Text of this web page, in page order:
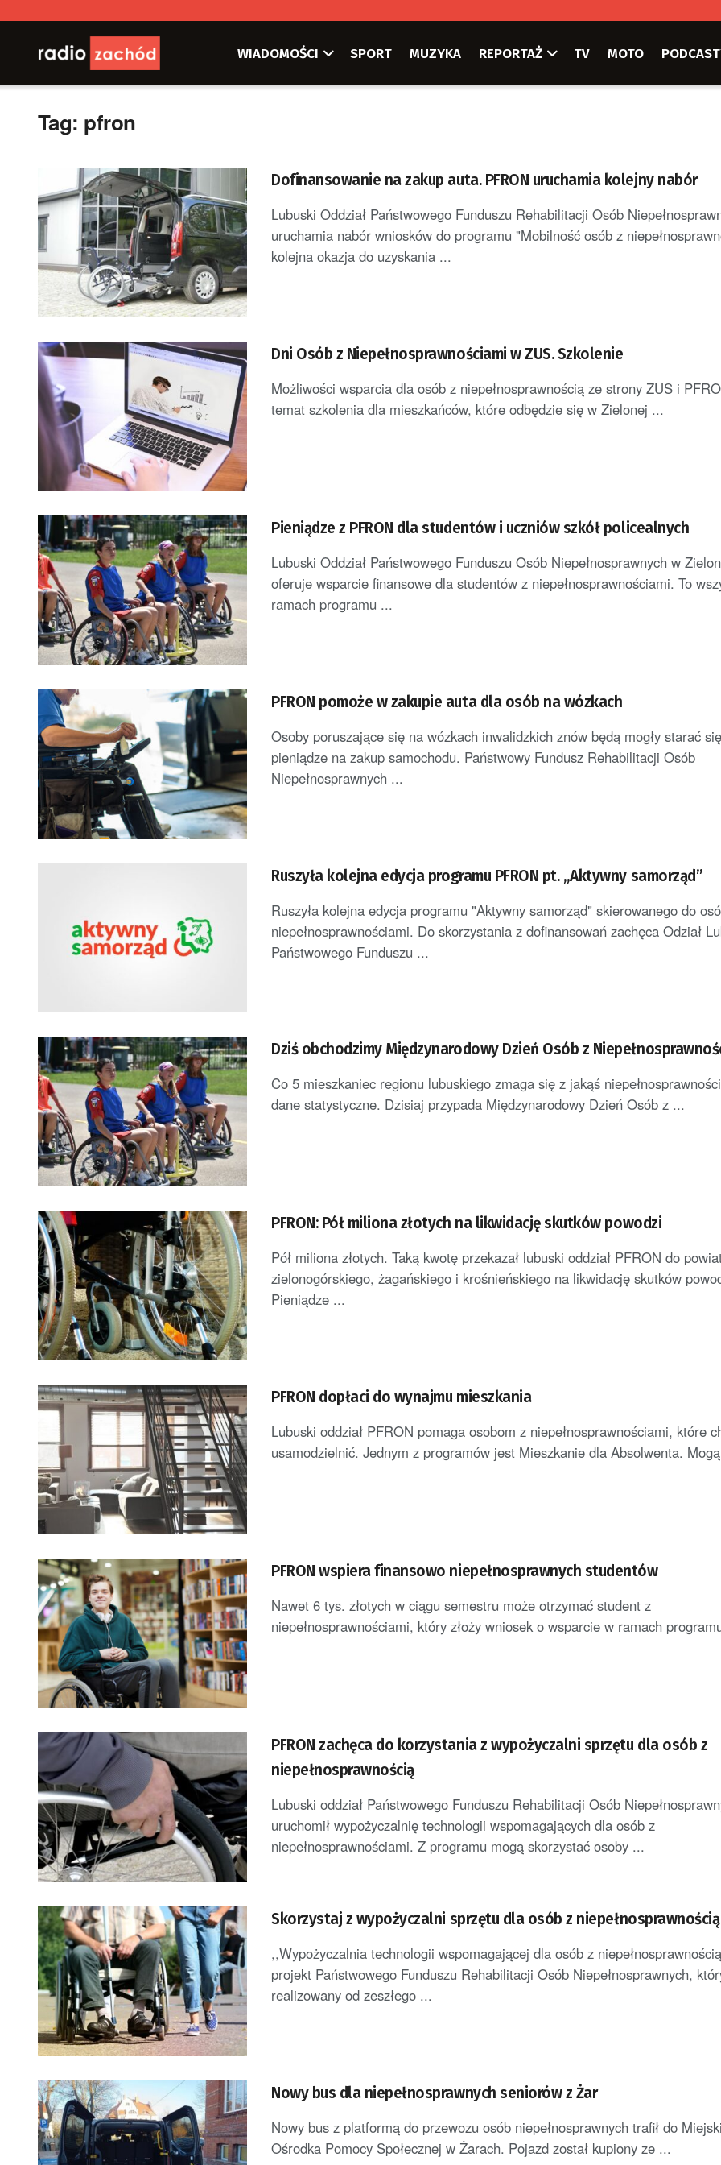
WIADOMOŚCI SPORT MUZYKA REPORTAŻ TV MOTO
Tag: pfron
Dofinansowanie na zakup auta. PFRON uruchamia kolejny nabór
Lubuski Oddział Państwowego Funduszu Rehabilitacji Osób
uruchamia nabór wniosków do programu "Mobilność osób z
kolejna okazja do uzyskania ...
Dni Osób z Niepełnosprawnościami w ZUS. Szkolenie
Możliwości wsparcia dla osób z niepełnosprawnością ze strony ZUS i
temat szkolenia dla mieszkańców, które odbędzie się w Zielonej ...
Pieniądze z PFRON dla studentów i uczniów szkół policealnych
Lubuski Oddział Państwowego Funduszu Osób Niepełnosprawnych w
oferuje wsparcie finansowe dla studentów z niepełnosprawnościami. To
ramach programu ...
PFRON pomoże w zakupie auta dla osób na wózkach
Osoby poruszające się na wózkach inwalidzkich znów będą mogły starać
pieniądze na zakup samochodu. Państwowy Fundusz Rehabilitacji Osób
Niepełnosprawnych ...
Ruszyła kolejna edycja programu PFRON pt. „Aktywny samorząd”
Ruszyła kolejna edycja programu "Aktywny samorząd" skierowanego do
niepełnosprawnościami. Do skorzystania z dofinansowań zachęca Odział
Państwowego Funduszu ...
Dziś obchodzimy Międzynarodowy Dzień Osób z
Co 5 mieszkaniec regionu lubuskiego zmaga się z jakąś
dane statystyczne. Dzisiaj przypada Międzynarodowy Dzień Osób z ...
PFRON: Pół miliona złotych na likwidację skutków powodzi
Pół miliona złotych. Taką kwotę przekazał lubuski oddział PFRON do
zielonogórskiego, żagańskiego i krośnieńskiego na likwidację skutków
Pieniądze ...
PFRON dopłaci do wynajmu mieszkania
Lubuski oddział PFRON pomaga osobom z niepełnosprawnościami, które
usamodzielnić. Jednym z programów jest Mieszkanie dla Absolwenta.
PFRON wspiera finansowo niepełnosprawnych studentów
Nawet 6 tys. złotych w ciągu semestru może otrzymać student z
niepełnosprawnościami, który złoży wniosek o wsparcie w ramach
PFRON zachęca do korzystania z wypożyczalni sprzętu dla osób z
niepełnosprawnością
Lubuski oddział Państwowego Funduszu Rehabilitacji Osób
uruchomił wypożyczalnię technologii wspomagających dla osób z
niepełnosprawnościami. Z programu mogą skorzystać osoby ...
Skorzystaj z wypożyczalni sprzętu dla osób z niepełnosprawnością
,,Wypożyczalnia technologii wspomagającej dla osób z
projekt Państwowego Funduszu Rehabilitacji Osób Niepełnosprawnych,
realizowany od zeszłego ...
Nowy bus dla niepełnosprawnych seniorów z Żar
Nowy bus z platformą do przewozu osób niepełnosprawnych trafił do
Ośrodka Pomocy Społecznej w Żarach. Pojazd został kupiony ze ...